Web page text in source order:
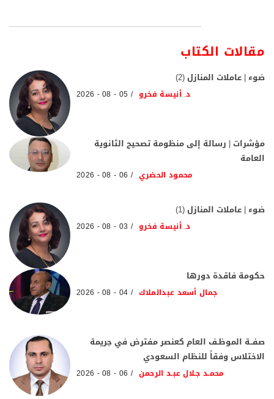
مقالات الكتاب
ضوء | عاملات المنازل (2)
د. أنيسة فخرو 05 - 08 - 2026
مؤشرات | رسالة إلى منظومة تصحيح الثانوية
العامة
محمود الحضري 06 - 08 - 2026
ضوء | عاملات المنازل (1)
د. أنيسة فخرو 03 - 08 - 2026
حكومة فاقدة دورها
جمال أسعد عبدالملاك 04 - 08 - 2026
صفــة الموظـف العام كعنصر مفترض في جريمة
الاختلاس وفقاً للنظام السعودي
محمـد جـلال عبـد الرحمن 06 - 08 - 2026